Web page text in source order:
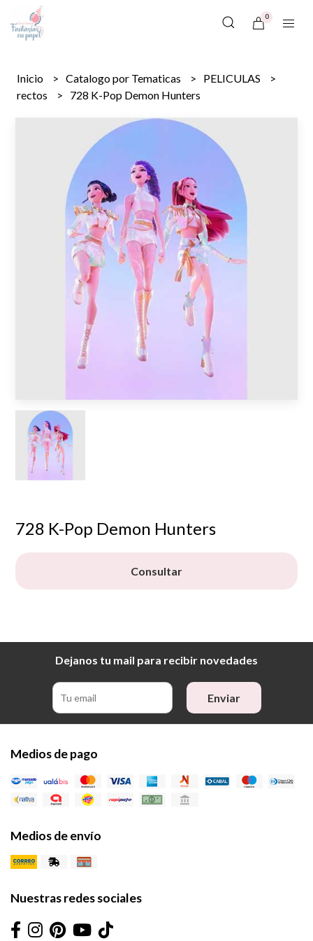
0
Inicio Catalogo por Tematicas
PELICULAS
rectos
728 K-Pop Demon Hunters
728 K-Pop Demon Hunters
Consultar
Dejanos tu mail para recibir novedades
Enviar
Medios de pago
Medios de envío
Nuestras redes sociales